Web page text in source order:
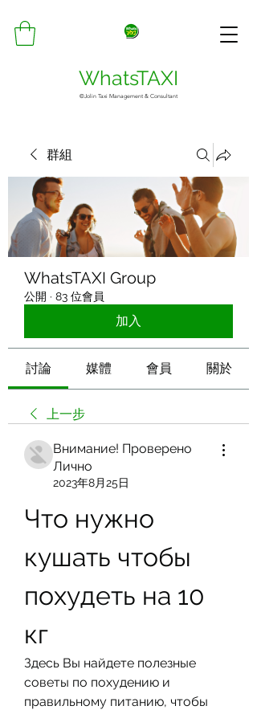
WhatsTAXI
©Jolin Taxi Management & Consultant
群組
WhatsTAXI Group
公開 · 83 位會員
加入
討論 媒體 會員 關於
上一步
Внимание! Проверено
Лично
2023年8月25日
Что нужно
кушать чтобы
похудеть на 10
кг
Здесь Вы найдете полезные
советы по похудению и
правильному питанию, чтобы